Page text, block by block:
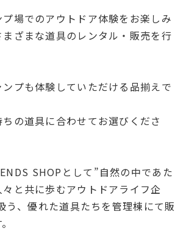
場でのアウトドア体験をお楽しみ
ざまな道具のレンタル・販売を行
プも体験していただける品揃えで
の道具に合わせてお選びくださ
SHOPとして”自然の中であた
と共に歩むアウトドアライフ企
う、優れた道具たちを管理棟にて販